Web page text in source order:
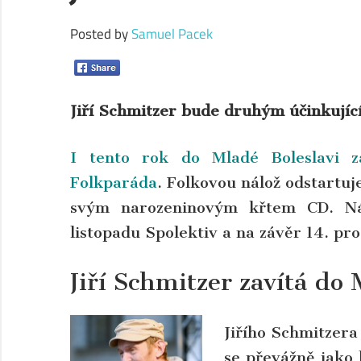
Posted bySamuel Pacek
Jiří Schmitzer bude druhým
I tento rok do Mladé Boleslavi
Folkparáda. Folkovou nálož
svým narozeninovým křtem CD.
listopadu Spolektiv a na závěr 14.
Jiří Schmitzer zavítá do
Jiřího